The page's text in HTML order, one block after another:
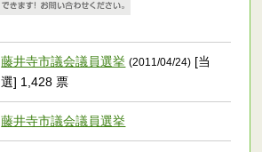
藤井寺市議会議員選挙 (2011/04/24) [当
選] 1,428 票
藤井寺市議会議員選挙